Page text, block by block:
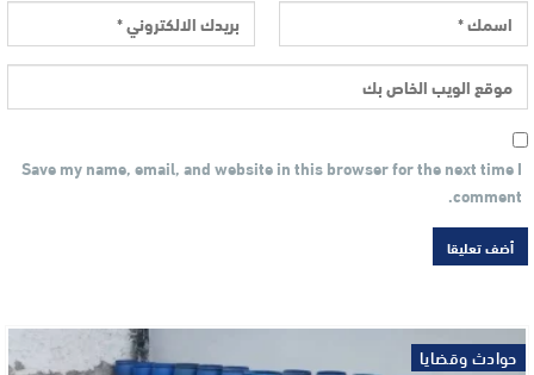
Save my name, email, and website in this browser for the next time I
comment.
حوادث وقضايا